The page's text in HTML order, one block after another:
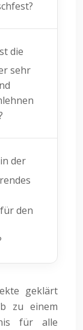
die
sehr
der
den
geklärt
zu einem
für alle